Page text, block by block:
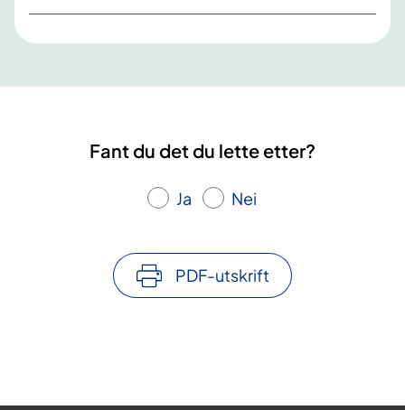
Fant du det du lette etter?
Ja Nei
PDF-utskrift